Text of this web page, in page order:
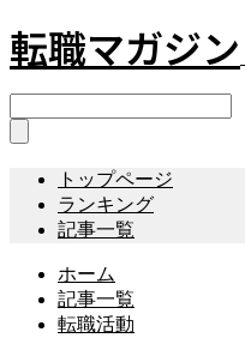
転職マガジン
トップページ
ランキング
記事一覧
ホーム
記事一覧
転職活動